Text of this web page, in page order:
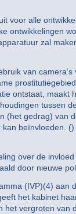
voor alle
ontwikkelingen
zal
van
ontstaat, maakt
tussen
(het gedrag) van
beïnvloeden.
over de
door nieuwe
(IVP)(4)
het kabinet
vergroten